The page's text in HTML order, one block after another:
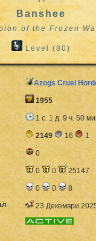
Banshee
of the Frozen
Level (80)
Azogs Cruel
1955
1 с. 1 д. 9 ч. 50
2149 16
1
0
0 0
25147
0 0
8
23 Декември